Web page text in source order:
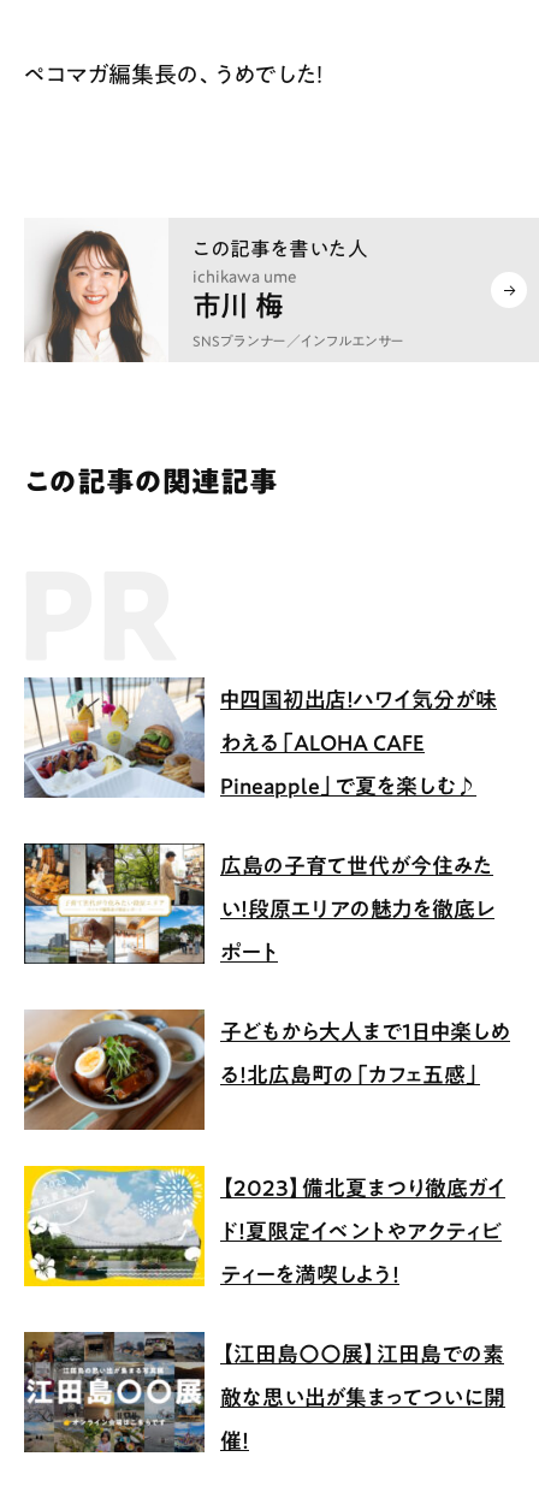
ペコマガ編集長の、うめでした！
ichikawa ume
市川 梅
SNSプランナー／インフルエンサー
この記事の関連記事
中四国初出店！ハワイ気分が味
わえる「ALOHA CAFE
Pineapple」で夏を楽しむ♪
広島の子育て世代が今住みた
い！段原エリアの魅力を徹底レ
ポート
子どもから大人まで1日中楽しめ
る！北広島町の「カフェ五感」
【2023】備北夏まつり徹底ガイ
ド！夏限定イベントやアクティビ
ティーを満喫しよう！
【江田島〇〇展】江田島での素
敵な思い出が集まってついに開
催！